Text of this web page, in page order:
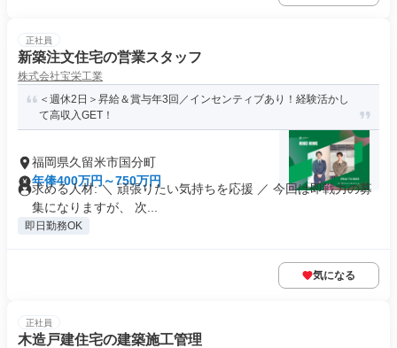
正社員
新築注文住宅の営業スタッフ
株式会社宝栄工業
＜週休2日＞昇給＆賞与年3回／インセンティブあり！経験活かし
て高収入GET！
福岡県久留米市国分町
年俸400万円～750万円
求める人材: ＼ 頑張りたい気持ちを応援 ／ 今回は即戦力の募
集になりますが、 次...
即日勤務OK
気になる
正社員
木造戸建住宅の建築施工管理